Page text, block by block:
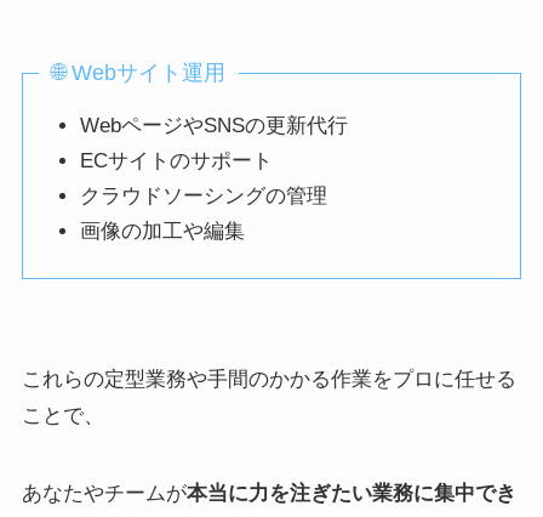
🌐 Webサイト運用
WebページやSNSの更新代行
ECサイトのサポート
クラウドソーシングの管理
画像の加工や編集
これらの定型業務や手間のかかる作業をプロに任せる
ことで、
あなたやチームが本当に力を注ぎたい業務に集中でき